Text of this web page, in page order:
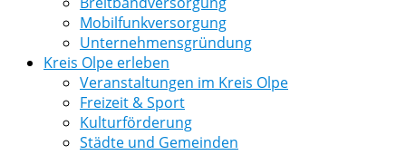
Mobilfunkversorgung
Unternehmensgründung
Kreis Olpe erleben
Veranstaltungen im Kreis Olpe
Freizeit & Sport
Kulturförderung
Städte und Gemeinden